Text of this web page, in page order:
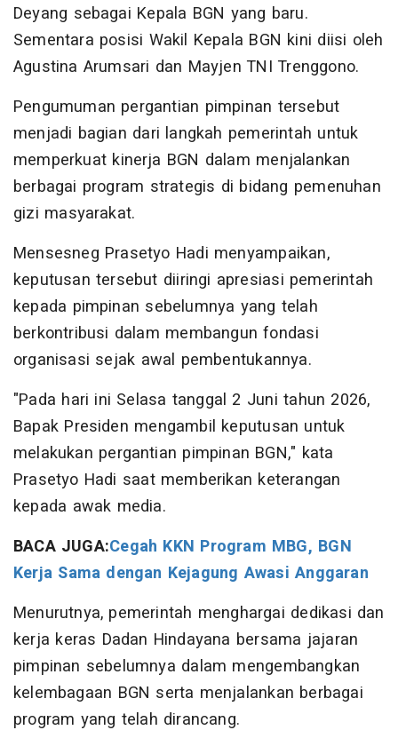
Deyang sebagai Kepala BGN yang baru.
Sementara posisi Wakil Kepala BGN kini diisi oleh
Agustina Arumsari dan Mayjen TNI Trenggono.
Pengumuman pergantian pimpinan tersebut
menjadi bagian dari langkah pemerintah untuk
memperkuat kinerja BGN dalam menjalankan
berbagai program strategis di bidang pemenuhan
gizi masyarakat.
Mensesneg Prasetyo Hadi menyampaikan,
keputusan tersebut diiringi apresiasi pemerintah
kepada pimpinan sebelumnya yang telah
berkontribusi dalam membangun fondasi
organisasi sejak awal pembentukannya.
"Pada hari ini Selasa tanggal 2 Juni tahun 2026,
Bapak Presiden mengambil keputusan untuk
melakukan pergantian pimpinan BGN," kata
Prasetyo Hadi saat memberikan keterangan
kepada awak media.
BACA JUGA:Cegah KKN Program MBG, BGN
Kerja Sama dengan Kejagung Awasi Anggaran
Menurutnya, pemerintah menghargai dedikasi dan
kerja keras Dadan Hindayana bersama jajaran
pimpinan sebelumnya dalam mengembangkan
kelembagaan BGN serta menjalankan berbagai
program yang telah dirancang.